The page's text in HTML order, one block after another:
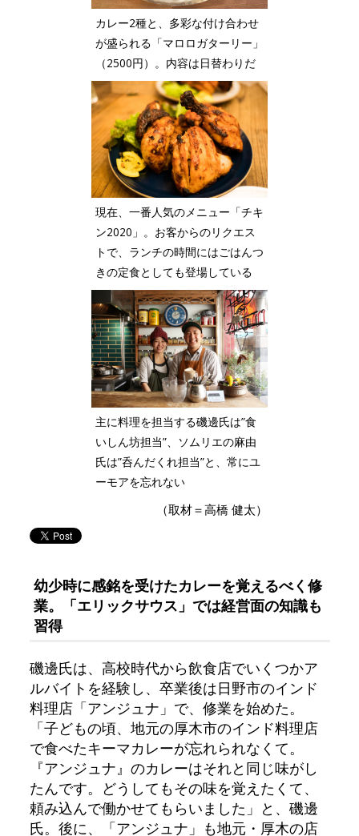
カレー2種と、多彩な付け合わせ
が盛られる「マロロガターリー」
（2500円）。内容は日替わりだ
現在、一番人気のメニュー「チキ
ン2020」。お客からのリクエス
トで、ランチの時間にはごはんつ
きの定食としても登場している
主に料理を担当する磯邊氏は”食
いしん坊担当”、ソムリエの麻由
氏は”呑んだくれ担当”と、常にユ
ーモアを忘れない
（取材＝高橋 健太）
幼少時に感銘を受けたカレーを覚えるべく修
業。「エリックサウス」では経営面の知識も
習得
磯邊氏は、高校時代から飲食店でいくつかア
ルバイトを経験し、卒業後は日野市のインド
料理店「アンジュナ」で、修業を始めた。
「子どもの頃、地元の厚木市のインド料理店
で食べたキーマカレーが忘れられなくて。
『アンジュナ』のカレーはそれと同じ味がし
たんです。どうしてもその味を覚えたくて、
頼み込んで働かせてもらいました」と、磯邊
氏。後に、「アンジュナ」も地元・厚木の店